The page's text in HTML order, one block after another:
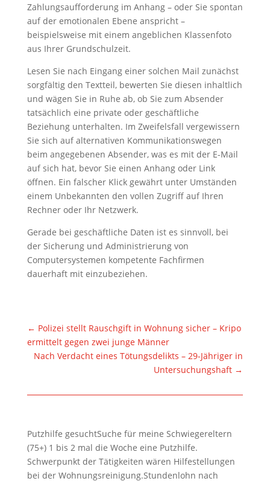
Zahlungsaufforderung im Anhang – oder Sie spontan
auf der emotionalen Ebene anspricht –
beispielsweise mit einem angeblichen Klassenfoto
aus Ihrer Grundschulzeit.
Lesen Sie nach Eingang einer solchen Mail zunächst
sorgfältig den Textteil, bewerten Sie diesen inhaltlich
und wägen Sie in Ruhe ab, ob Sie zum Absender
tatsächlich eine private oder geschäftliche
Beziehung unterhalten. Im Zweifelsfall vergewissern
Sie sich auf alternativen Kommunikationswegen
beim angegebenen Absender, was es mit der E-Mail
auf sich hat, bevor Sie einen Anhang oder Link
öffnen. Ein falscher Klick gewährt unter Umständen
einem Unbekannten den vollen Zugriff auf Ihren
Rechner oder Ihr Netzwerk.
Gerade bei geschäftliche Daten ist es sinnvoll, bei
der Sicherung und Administrierung von
Computersystemen kompetente Fachfirmen
dauerhaft mit einzubeziehen.
← Polizei stellt Rauschgift in Wohnung sicher – Kripo
ermittelt gegen zwei junge Männer
Nach Verdacht eines Tötungsdelikts – 29-Jähriger in
Untersuchungshaft →
Putzhilfe gesuchtSuche für meine Schwiegereltern
(75+) 1 bis 2 mal die Woche eine Putzhilfe.
Schwerpunkt der Tätigkeiten wären Hilfestellungen
bei der Wohnungsreinigung.Stundenlohn nach